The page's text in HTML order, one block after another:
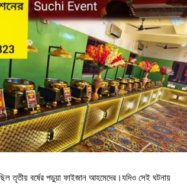
তৃতীয় বর্ষের পড়ুয়া ফাইজান আহমেদের।যদিও সেই ঘটনায়